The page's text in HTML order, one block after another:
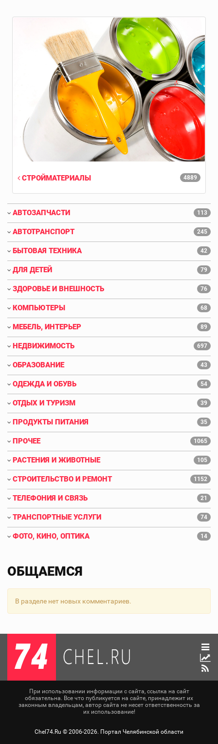
4889
СТРОЙМАТЕРИАЛЫ
АВТОЗАПЧАСТИ 113
АВТОТРАНСПОРТ 245
БЫТОВАЯ ТЕХНИКА 42
ДЛЯ ДЕТЕЙ 79
ЗДОРОВЬЕ И ВНЕШНОСТЬ 76
КОМПЬЮТЕРЫ 68
МЕБЕЛЬ, ИНТЕРЬЕР 89
НЕДВИЖИМОСТЬ 697
ОБРАЗОВАНИЕ 43
ОДЕЖДА И ОБУВЬ 54
ОТДЫХ И ТУРИЗМ 39
ПРОДУКТЫ ПИТАНИЯ 35
ПРОЧЕЕ 1065
РАСТЕНИЯ И ЖИВОТНЫЕ 105
СТРОИТЕЛЬСТВО И РЕМОНТ 1152
ТЕЛЕФОНИЯ И СВЯЗЬ 21
ТРАНСПОРТНЫЕ УСЛУГИ 74
ФОТО, КИНО, ОПТИКА 14
ОБЩАЕМСЯ
В разделе нет новых комментариев.
При использовании информации с сайта, ссылка на сайт
обязательна. Все что публикуется на сайте, принадлежит их
законным владельцам, автор сайта не несет ответственность за
их использование!
Chel74.Ru © 2006-2026. Портал Челябинской области